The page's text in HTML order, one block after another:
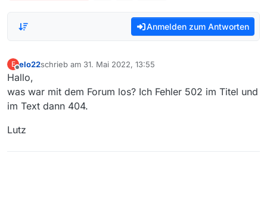
Anmelden zum Antworten
E
Offline
elo22schrieb am 31. Mai 2022, 13:55
zuletzt editiert von
Hallo,
was war mit dem Forum los? Ich Fehler 502 im Titel und
im Text dann 404.
Lutz